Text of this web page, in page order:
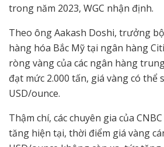
trong năm 2023, WGC nhận định.
Theo ông Aakash Doshi, trưởng
hàng hóa Bắc Mỹ tại ngân hàng
ròng vàng của các ngân hàng
đạt mức 2.000 tấn, giá vàng có thể
USD/ounce.
Thậm chí, các chuyên gia của
tăng hiện tại, thời điểm giá vàng